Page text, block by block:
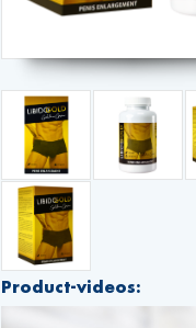
Product-videos: